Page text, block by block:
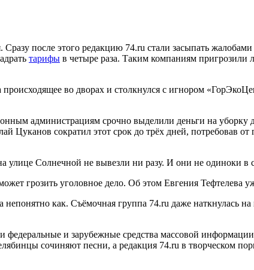
Сразу после этого редакцию 74.ru стали засыпать
тарифы в четыре раза. Таким компаниям
во дворах и столкнулся с игнором
администрациям срочно выделили деньги на
Цуканов сократил этот срок до трёх дней, потребовав
улице Солнечной не вывезли ни разу. И они не одиноки в
грозить уголовное дело. Об этом Евгения Тефтелева
как. Съёмочная группа 74.ru даже наткнулась
и зарубежные средства массовой
сочиняют песни, а редакция 74.ru в творческом